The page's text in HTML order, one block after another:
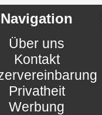
Navigation
Über uns
Kontakt
Privatheit
Werbung